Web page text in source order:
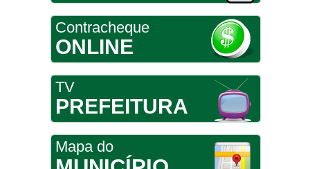
Contracheque
ONLINE
TV
PREFEITURA
Mapa do